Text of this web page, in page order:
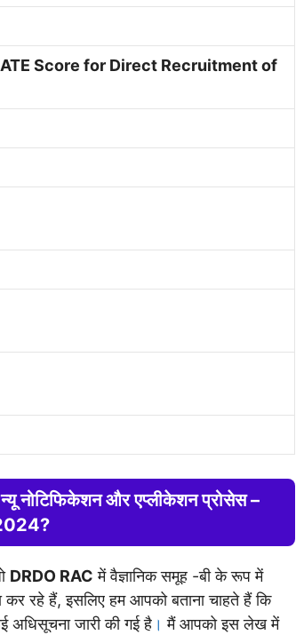
Score for Direct Recruitment of
न्यू नोटिफिकेशन और एप्लीकेशन प्रोसेस –
DRDO RAC में वैज्ञानिक समूह -बी के रूप में
कर रहे हैं, इसलिए हम आपको बताना चाहते हैं कि
अधिसूचना जारी की गई है । मैं आपको इस लेख में